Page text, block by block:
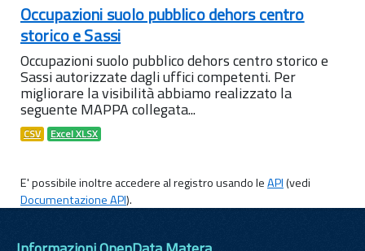
Occupazioni suolo pubblico dehors centro
storico e Sassi
Occupazioni suolo pubblico dehors centro storico e
Sassi autorizzate dagli uffici competenti. Per
migliorare la visibilità abbiamo realizzato la
seguente MAPPA collegata...
CSV Excel XLSX
E' possibile inoltre accedere al registro usando leAPI(vedi
Documentazione API).